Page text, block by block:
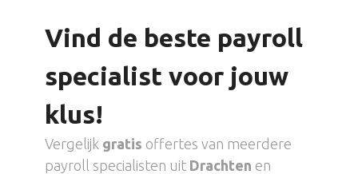
Vind de beste payroll
specialist voor jouw
klus!
Vergelijk gratis offertes van meerdere
payroll specialisten uit Drachten en